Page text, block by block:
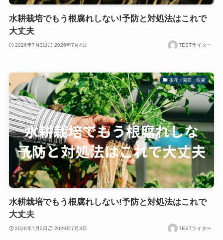
水耕栽培でもう根腐れしない!予防と対処法はこれで
大丈夫
2026年7月3日 2026年7月4日 TESTライター
生花・園芸・造園
水耕栽培でもう根腐れしない!予防と対処法はこれで
大丈夫
2026年7月2日 2026年7月3日 TESTライター